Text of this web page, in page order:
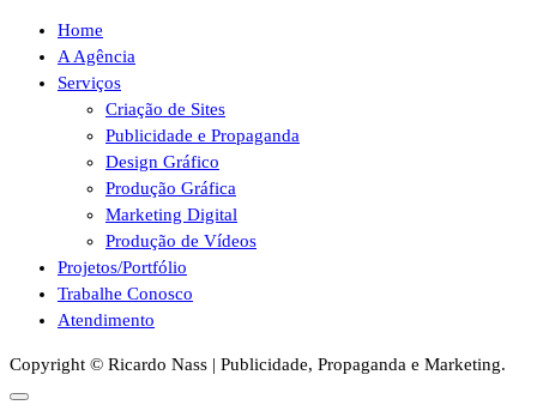
Home
A Agência
Serviços
Criação de Sites
Publicidade e Propaganda
Design Gráfico
Produção Gráfica
Marketing Digital
Produção de Vídeos
Projetos/Portfólio
Trabalhe Conosco
Atendimento
Copyright © Ricardo Nass | Publicidade, Propaganda e Marketing.